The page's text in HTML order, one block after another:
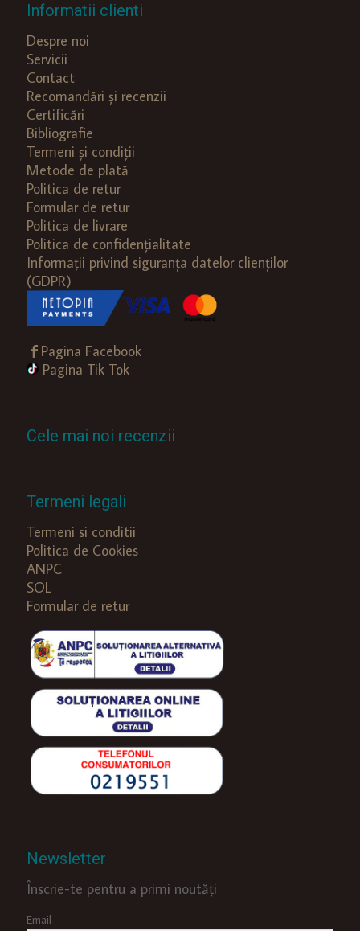
Informatii clienti
Despre noi
Servicii
Contact
Recomandări și recenzii
Certificări
Bibliografie
Termeni și condiții
Metode de plată
Politica de retur
Formular de retur
Politica de livrare
Politica de confidențialitate
Informații privind siguranța datelor clienților
(GDPR)
Pagina Facebook
Pagina Tik Tok
Cele mai noi recenzii
Termeni legali
Termeni si conditii
Politica de Cookies
ANPC
SOL
Formular de retur
Newsletter
Înscrie-te pentru a primi noutăți
Email